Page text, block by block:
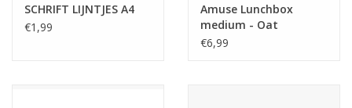
Mepal
SCHRIFT LIJNTJES A4
€1,99
Amuse Lunchbox
medium - Oat
€6,99